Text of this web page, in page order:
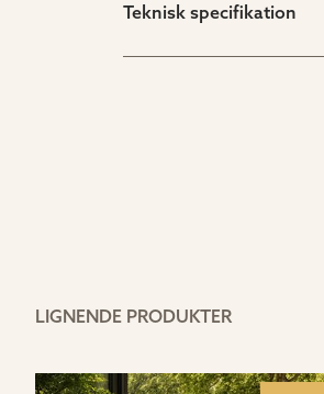
Teknisk specifikation
LIGNENDE PRODUKTER